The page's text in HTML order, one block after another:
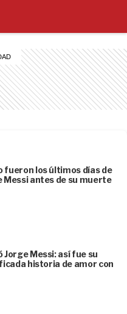
fueron los últimos días de
Messi antes de su muerte
Jorge Messi: así fue su
historia de amor con